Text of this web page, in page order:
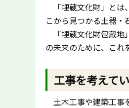
「埋蔵文化財」とは
こから見つかる土器・
「埋蔵文化財包蔵地
の未来のために、これ
工事を考えて
土木工事や建築工事